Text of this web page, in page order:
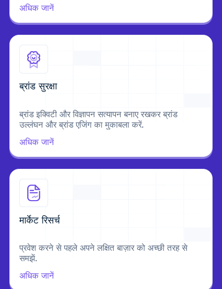
अधिक जानें
ब्रांड सुरक्षा
ब्रांड इक्विटी और विज्ञापन सत्यापन बनाए रखकर ब्रांड
उल्लंघन और ब्रांड एजिंग का मुकाबला करें.
अधिक जानें
मार्केट रिसर्च
प्रवेश करने से पहले अपने लक्षित बाज़ार को अच्छी तरह से
समझें.
अधिक जानें